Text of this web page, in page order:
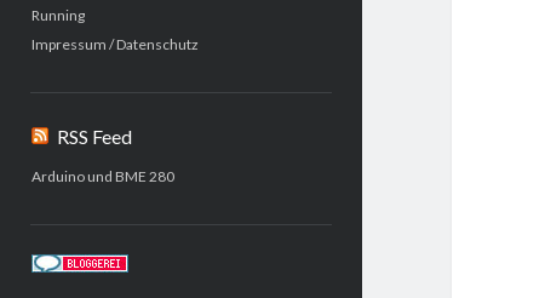
Running
Impressum / Datenschutz
RSS Feed
Arduino und BME 280